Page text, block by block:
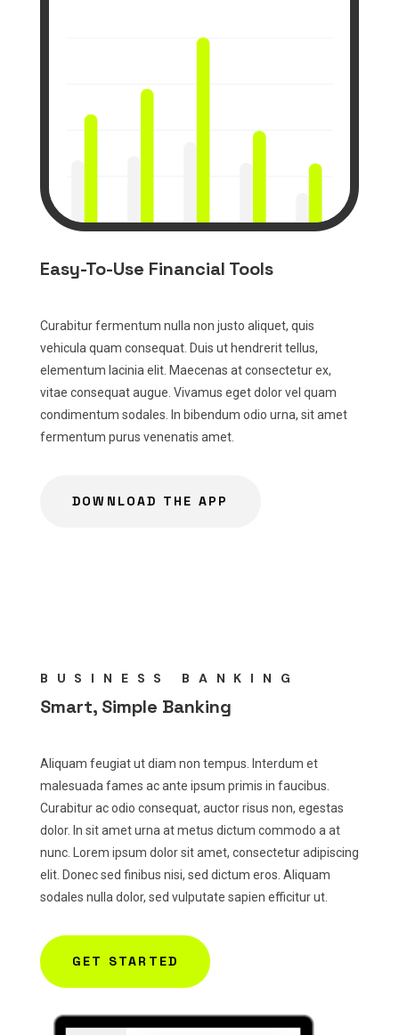
Easy-To-Use Financial Tools
Curabitur fermentum nulla non justo aliquet, quis
vehicula quam consequat. Duis ut hendrerit tellus,
elementum lacinia elit. Maecenas at consectetur ex,
vitae consequat augue. Vivamus eget dolor vel quam
condimentum sodales. In bibendum odio urna, sit amet
fermentum purus venenatis amet.
DOWNLOAD THE APP
BUSINESS BANKING
Smart, Simple Banking
Aliquam feugiat ut diam non tempus. Interdum et
malesuada fames ac ante ipsum primis in faucibus.
Curabitur ac odio consequat, auctor risus non, egestas
dolor. In sit amet urna at metus dictum commodo a at
nunc. Lorem ipsum dolor sit amet, consectetur adipiscing
elit. Donec sed finibus nisi, sed dictum eros. Aliquam
sodales nulla dolor, sed vulputate sapien efficitur ut.
GET STARTED